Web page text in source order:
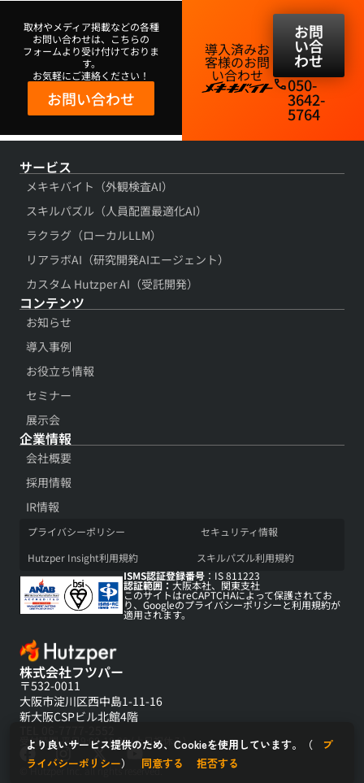
取材やメディア掲載などの各種
お問い合わせは、こちらの
フォームより受け付けておりま
す。
お気軽にご連絡ください！
お問い合わせ
導入済みお
客様のお問
い合わせ​
お問
い合
わせ
phone050-
3642-
5764​
株式会社フツパー
〒532-0011
大阪市淀川区西中島1-11-16
新大阪CSPビル北館4階
受付時間 平日9:00-18:00 (土日祝休み)
F
a
I
n
X
-
Y
o
© Hutzper Inc. all rights reserved.
サービス
メキキバイト（外観検査AI）
スキルパズル（人員配置最適化AI）
ラクラグ（ローカルLLM）
リアラボAI（研究開発AIエージェント）
カスタム Hutzper AI（受託開発）
コンテンツ​
お知らせ
導入事例​
お役立ち情報​
セミナー
展示会​
企業情報
会社概要​
採用情報​
IR情報​
プライバシーポリシー​
セキュリティ情報​
Hutzper Insight利用規約​
スキルパズル利用規約​
ISMS認証登録番号 ：IS 811223
認証範囲：大阪本社、関東支社
このサイトはreCAPTCHAによって保護されてお
り、Googleのプライバシーポリシーと利用規約が
適用されます。
より良いサービス提供のため、Cookieを使用しています。（
プ
ライバシーポリシー） 同意する 拒否する